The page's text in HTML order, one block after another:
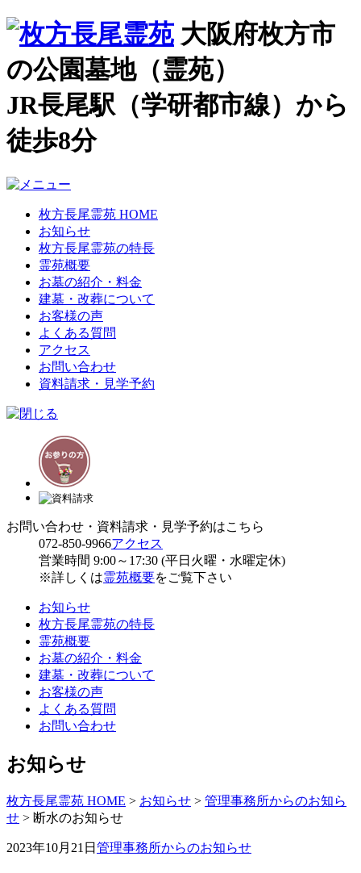
大阪府枚方市
の公園墓地（霊苑）
JR長尾駅（学研都市線）から
徒歩8分
枚方長尾霊苑 HOME
お知らせ
枚方長尾霊苑の特長
霊苑概要
お墓の紹介・料金
建墓・改葬について
お客様の声
よくある質問
アクセス
お問い合わせ
資料請求・見学予約
お問い合わせ・資料請求・見学予約はこちら
072-850-9966アクセス
営業時間 9:00～17:30 (平日火曜・水曜定休)
※詳しくは霊苑概要をご覧下さい
お知らせ
枚方長尾霊苑の特長
霊苑概要
お墓の紹介・料金
建墓・改葬について
お客様の声
よくある質問
お問い合わせ
お知らせ
枚方長尾霊苑 HOME > お知らせ > 管理事務所からのお知ら
せ > 断水のお知らせ
2023年10月21日 管理事務所からのお知らせ